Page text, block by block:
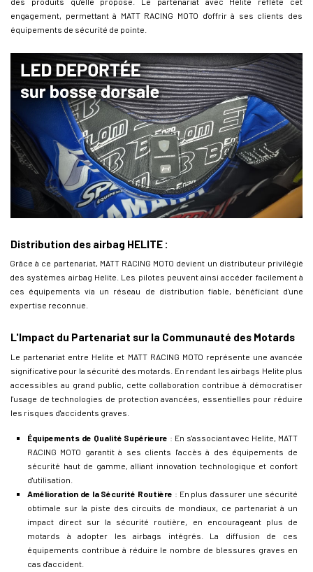
engagement, permettant à MATT RACING MOTO d'offrir à ses clients des
équipements de sécurité de pointe.
Distribution des airbag HELITE :
Grâce à ce partenariat, MATT RACING MOTO devient un distributeur privilégié
des systèmes airbag Helite. Les pilotes peuvent ainsi accéder facilement à
ces équipements via un réseau de distribution fiable, bénéficiant d'une
expertise reconnue.
L'Impact du Partenariat sur la Communauté des Motards
Le partenariat entre Helite et MATT RACING MOTO représente une avancée
significative pour la sécurité des motards. En rendant les airbags Helite plus
accessibles au grand public, cette collaboration contribue à démocratiser
l'usage de technologies de protection avancées, essentielles pour réduire
les risques d'accidents graves.
Équipements de Qualité Supérieure : En s'associant avec Helite, MATT
RACING MOTO garantit à ses clients l'accès à des équipements de
sécurité haut de gamme, alliant innovation technologique et confort
d'utilisation.
Amélioration de la Sécurité Routière : En plus d'assurer une sécurité
obtimale sur la piste des circuits de mondiaux, ce partenariat à un
impact direct sur la sécurité routière, en encourageant plus de
motards à adopter les airbags intégrés. La diffusion de ces
équipements contribue à réduire le nombre de blessures graves en
cas d'accident.